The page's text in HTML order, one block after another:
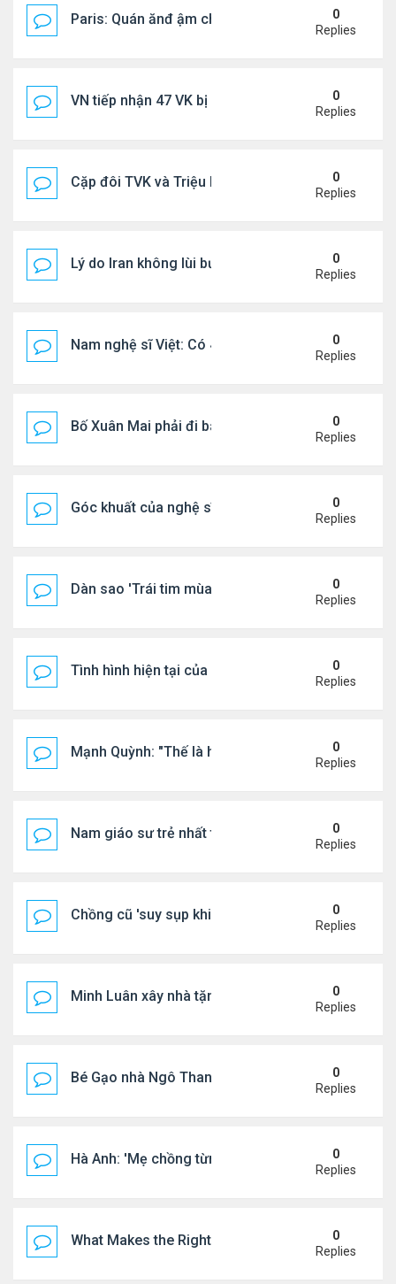
Paris: Quán ănđ ậm chất Việt đông kín khách chờ
0
Replies
VN tiếp nhận 47 VK bị Mỹ trục xuất, Công an
0
Replies
Cặp đôi TVK và Triệu Mẫn được yêu thích nhất
0
Replies
Lý do Iran không lùi bước trước lời đe dọa của
0
Replies
Nam nghệ sĩ Việt: Có 4 nhà ở Pháp, sống gần
0
Replies
Bố Xuân Mai phải đi bán cơm ở Mỹ
0
Replies
Góc khuất của nghệ sĩ Hoài Tâm
0
Replies
Dàn sao 'Trái tim mùa thu' sau 26 năm
0
Replies
Tình hình hiện tại của Quang Lê
0
Replies
Mạnh Quỳnh: "Thế là hết"
0
Replies
Nam giáo sư trẻ nhất thế giới ở tuổi 18
0
Replies
Chồng cũ 'suy sụp khi biết tin Nicole Kidman có
0
Replies
Minh Luân xây nhà tặng cha mẹ
0
Replies
Bé Gạo nhà Ngô Thanh Vân dễ thương trong tiệc
0
Replies
Hà Anh: 'Mẹ chồng từng ngạc nhiên vì tôi luôn trả
0
Replies
What Makes the Right Retail POS Matter?0
Replies